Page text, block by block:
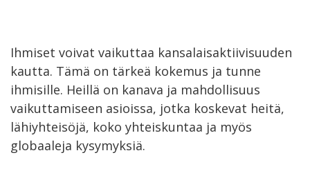
Ihmiset voivat vaikuttaa kansalaisaktiivisuuden
kautta. Tämä on tärkeä kokemus ja tunne
ihmisille. Heillä on kanava ja mahdollisuus
vaikuttamiseen asioissa, jotka koskevat heitä,
lähiyhteisöjä, koko yhteiskuntaa ja myös
globaaleja kysymyksiä.